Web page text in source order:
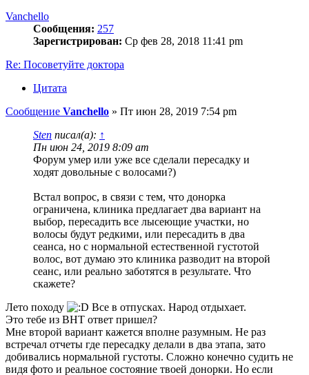
Vanchello
Сообщения: 257
Зарегистрирован: Ср фев 28, 2018 11:41 pm
Re: Посоветуйте доктора
Цитата
Сообщение Vanchello » Пт июн 28, 2019 7:54 pm
Sten писал(а): ↑
Пн июн 24, 2019 8:09 am
Форум умер или уже все сделали пересадку и
ходят довольные с волосами?)
Встал вопрос, в связи с тем, что донорка
ограничена, клиника предлагает два вариант на
выбор, пересадить все лысеющие участки, но
волосы будут редкими, или пересадить в два
сеанса, но с нормальной естественной густотой
волос, вот думаю это клиника разводит на второй
сеанс, или реально заботятся в результате. Что
скажете?
Лето походу
Все в отпусках. Народ отдыхает.
Это тебе из BHT ответ пришел?
Мне второй вариант кажется вполне разумным. Не раз
встречал отчеты где пересадку делали в два этапа, зато
добивались нормальной густоты. Сложно конечно судить не
видя фото и реальное состояние твоей донорки. Но если